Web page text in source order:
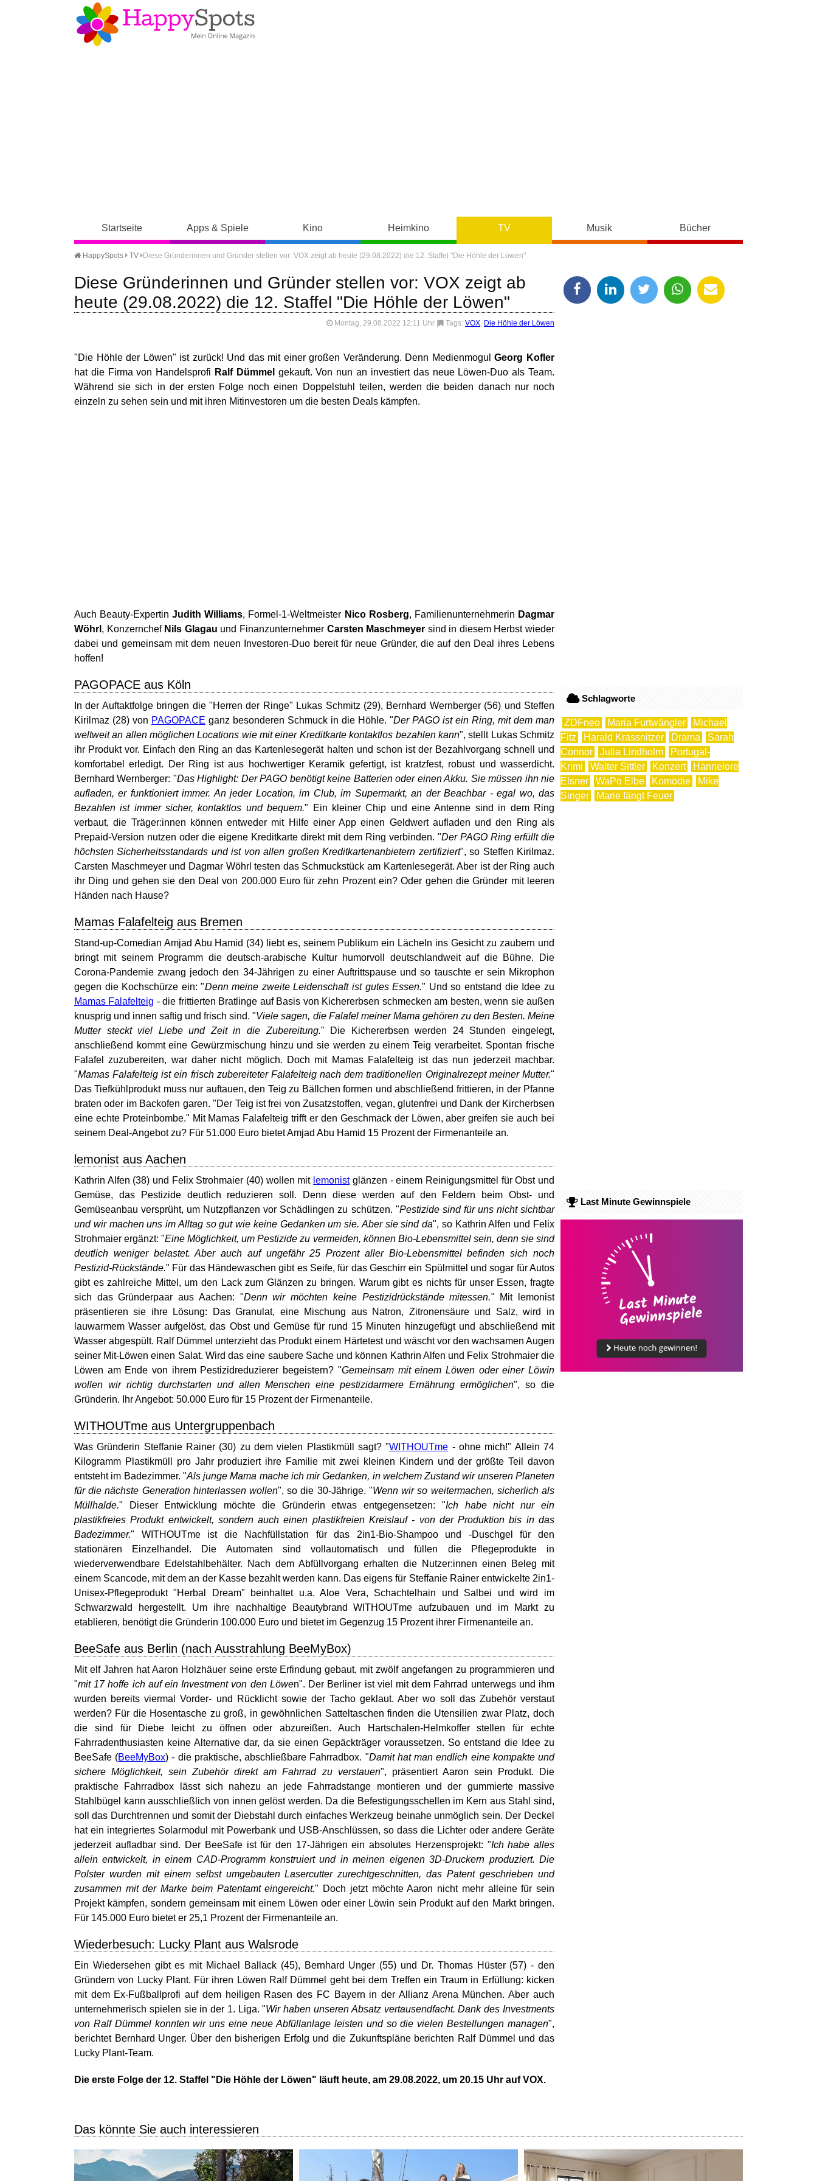
Startseite Apps & Spiele Kino Heimkino TV Musik Bücher
HappySpots TV Diese Gründerinnen und Gründer stellen vor: VOX zeigt ab heute (29.08.2022) die 12. Staffel "Die Höhle der Löwen"
Diese Gründerinnen und Gründer stellen vor: VOX zeigt ab
heute (29.08.2022) die 12. Staffel "Die Höhle der Löwen"
Montag, 29.08.2022 12:11 Uhr Tags: VOX, Die Höhle der Löwen
"Die Höhle der Löwen" ist zurück! Und das mit einer großen Veränderung. Denn MedienmogulGeorg Kofler
hat die Firma von Handelsprofi Ralf Dümmel gekauft. Von nun an investiert das neue Löwen-Duo als Team.
Während sie sich in der ersten Folge noch einen Doppelstuhl teilen, werden die beiden danach nur noch
einzeln zu sehen sein und mit ihren Mitinvestoren um die besten Deals kämpfen.
Auch Beauty-ExpertinJudith Williams, Formel-1-Weltmeister Nico Rosberg, Familienunternehmerin Dagmar
Wöhrl , Konzernchef Nils Glagau und Finanzunternehmer Carsten Maschmeyer sind in diesem Herbst wieder
dabei und gemeinsam mit dem neuen Investoren-Duo bereit für neue Gründer, die auf den Deal ihres Lebens
hoffen!
PAGOPACE aus Köln
In der Auftaktfolge bringen die "Herren der Ringe" Lukas Schmitz (29), Bernhard Wernberger (56) und Steffen
Kirilmaz (28) von PAGOPACE ganz besonderen Schmuck in die Höhle. "Der PAGO ist ein Ring, mit dem man
weltweit an allen möglichen Locations wie mit einer Kreditkarte kontaktlos bezahlen kann", stellt Lukas Schmitz
ihr Produkt vor. Einfach den Ring an das Kartenlesegerät halten und schon ist der Bezahlvorgang schnell und
komfortabel erledigt. Der Ring ist aus hochwertiger Keramik gefertigt, ist kratzfest, robust und wasserdicht.
Bernhard Wernberger: "Das Highlight: Der PAGO benötigt keine Batterien oder einen Akku. Sie müssen ihn nie
aufladen, er funktioniert immer. An jeder Location, im Club, im Supermarkt, an der Beachbar - egal wo, das
Bezahlen ist immer sicher, kontaktlos und bequem." Ein kleiner Chip und eine Antenne sind in dem Ring
verbaut, die Träger:innen können entweder mit Hilfe einer App einen Geldwert aufladen und den Ring als
Prepaid-Version nutzen oder die eigene Kreditkarte direkt mit dem Ring verbinden. "Der PAGO Ring erfüllt die
höchsten Sicherheitsstandards und ist von allen großen Kreditkartenanbietern zertifiziert", so Steffen Kirilmaz.
Carsten Maschmeyer und Dagmar Wöhrl testen das Schmuckstück am Kartenlesegerät. Aber ist der Ring auch
ihr Ding und gehen sie den Deal von 200.000 Euro für zehn Prozent ein? Oder gehen die Gründer mit leeren
Händen nach Hause?
Mamas Falafelteig aus Bremen
Stand-up-Comedian Amjad Abu Hamid (34) liebt es, seinem Publikum ein Lächeln ins Gesicht zu zaubern und
bringt mit seinem Programm die deutsch-arabische Kultur humorvoll deutschlandweit auf die Bühne. Die
Corona-Pandemie zwang jedoch den 34-Jährigen zu einer Auftrittspause und so tauschte er sein Mikrophon
gegen die Kochschürze ein: "Denn meine zweite Leidenschaft ist gutes Essen." Und so entstand die Idee zu
Mamas Falafelteig - die frittierten Bratlinge auf Basis von Kichererbsen schmecken am besten, wenn sie außen
knusprig und innen saftig und frisch sind. "Viele sagen, die Falafel meiner Mama gehören zu den Besten. Meine
Mutter steckt viel Liebe und Zeit in die Zubereitung." Die Kichererbsen werden 24 Stunden eingelegt,
anschließend kommt eine Gewürzmischung hinzu und sie werden zu einem Teig verarbeitet. Spontan frische
Falafel zuzubereiten, war daher nicht möglich. Doch mit Mamas Falafelteig ist das nun jederzeit machbar.
"Mamas Falafelteig ist ein frisch zubereiteter Falafelteig nach dem traditionellen Originalrezept meiner Mutter."
Das Tiefkühlprodukt muss nur auftauen, den Teig zu Bällchen formen und abschließend frittieren, in der Pfanne
braten oder im Backofen garen. "Der Teig ist frei von Zusatzstoffen, vegan, glutenfrei und Dank der Kircherbsen
eine echte Proteinbombe." Mit Mamas Falafelteig trifft er den Geschmack der Löwen, aber greifen sie auch bei
seinem Deal-Angebot zu? Für 51.000 Euro bietet Amjad Abu Hamid 15 Prozent der Firmenanteile an.
lemonist aus Aachen
Kathrin Alfen (38) und Felix Strohmaier (40) wollen mit lemonistglänzen - einem Reinigungsmittel für Obst und
Gemüse, das Pestizide deutlich reduzieren soll. Denn diese werden auf den Feldern beim Obst- und
Gemüseanbau versprüht, um Nutzpflanzen vor Schädlingen zu schützen. "Pestizide sind für uns nicht sichtbar
und wir machen uns im Alltag so gut wie keine Gedanken um sie. Aber sie sind da", so Kathrin Alfen und Felix
Strohmaier ergänzt: "Eine Möglichkeit, um Pestizide zu vermeiden, können Bio-Lebensmittel sein, denn sie sind
deutlich weniger belastet. Aber auch auf ungefähr 25 Prozent aller Bio-Lebensmittel befinden sich noch
Pestizid-Rückstände." Für das Händewaschen gibt es Seife, für das Geschirr ein Spülmittel und sogar für Autos
gibt es zahlreiche Mittel, um den Lack zum Glänzen zu bringen. Warum gibt es nichts für unser Essen, fragte
sich das Gründerpaar aus Aachen: "Denn wir möchten keine Pestizidrückstände mitessen." Mit lemonist
präsentieren sie ihre Lösung: Das Granulat, eine Mischung aus Natron, Zitronensäure und Salz, wird in
lauwarmem Wasser aufgelöst, das Obst und Gemüse für rund 15 Minuten hinzugefügt und abschließend mit
Wasser abgespült. Ralf Dümmel unterzieht das Produkt einem Härtetest und wäscht vor den wachsamen Augen
seiner Mit-Löwen einen Salat. Wird das eine saubere Sache und können Kathrin Alfen und Felix Strohmaier die
Löwen am Ende von ihrem Pestizidreduzierer begeistern? "Gemeinsam mit einem Löwen oder einer Löwin
wollen wir richtig durchstarten und allen Menschen eine pestizidarmere Ernährung ermöglichen", so die
Gründerin. Ihr Angebot: 50.000 Euro für 15 Prozent der Firmenanteile.
WITHOUTme aus Untergruppenbach
Was Gründerin Steffanie Rainer (30) zu dem vielen Plastikmüll sagt? "WITHOUTme - ohne mich!" Allein 74
Kilogramm Plastikmüll pro Jahr produziert ihre Familie mit zwei kleinen Kindern und der größte Teil davon
entsteht im Badezimmer. "Als junge Mama mache ich mir Gedanken, in welchem Zustand wir unseren Planeten
für die nächste Generation hinterlassen wollen", so die 30-Jährige. "Wenn wir so weitermachen, sicherlich als
Müllhalde." Dieser Entwicklung möchte die Gründerin etwas entgegensetzen: "Ich habe nicht nur ein
plastikfreies Produkt entwickelt, sondern auch einen plastikfreien Kreislauf - von der Produktion bis in das
Badezimmer." WITHOUTme ist die Nachfüllstation für das 2in1-Bio-Shampoo und -Duschgel für den
stationären Einzelhandel. Die Automaten sind vollautomatisch und füllen die Pflegeprodukte in
wiederverwendbare Edelstahlbehälter. Nach dem Abfüllvorgang erhalten die Nutzer:innen einen Beleg mit
einem Scancode, mit dem an der Kasse bezahlt werden kann. Das eigens für Steffanie Rainer entwickelte 2in1-
Unisex-Pflegeprodukt "Herbal Dream" beinhaltet u.a. Aloe Vera, Schachtelhain und Salbei und wird im
Schwarzwald hergestellt. Um ihre nachhaltige Beautybrand WITHOUTme aufzubauen und im Markt zu
etablieren, benötigt die Gründerin 100.000 Euro und bietet im Gegenzug 15 Prozent ihrer Firmenanteile an.
BeeSafe aus Berlin (nach Ausstrahlung BeeMyBox)
Mit elf Jahren hat Aaron Holzhäuer seine erste Erfindung gebaut, mit zwölf angefangen zu programmieren und
"mit 17 hoffe ich auf ein Investment von den Löwen". Der Berliner ist viel mit dem Fahrrad unterwegs und ihm
wurden bereits viermal Vorder- und Rücklicht sowie der Tacho geklaut. Aber wo soll das Zubehör verstaut
werden? Für die Hosentasche zu groß, in gewöhnlichen Satteltaschen finden die Utensilien zwar Platz, doch
die sind für Diebe leicht zu öffnen oder abzureißen. Auch Hartschalen-Helmkoffer stellen für echte
Fahrradenthusiasten keine Alternative dar, da sie einen Gepäckträger voraussetzen. So entstand die Idee zu
BeeSafe (BeeMyBox) - die praktische, abschließbare Fahrradbox. "Damit hat man endlich eine kompakte und
sichere Möglichkeit, sein Zubehör direkt am Fahrrad zu verstauen", präsentiert Aaron sein Produkt. Die
praktische Fahrradbox lässt sich nahezu an jede Fahrradstange montieren und der gummierte massive
Stahlbügel kann ausschließlich von innen gelöst werden. Da die Befestigungsschellen im Kern aus Stahl sind,
soll das Durchtrennen und somit der Diebstahl durch einfaches Werkzeug beinahe unmöglich sein. Der Deckel
hat ein integriertes Solarmodul mit Powerbank und USB-Anschlüssen, so dass die Lichter oder andere Geräte
jederzeit aufladbar sind. Der BeeSafe ist für den 17-Jährigen ein absolutes Herzensprojekt: "Ich habe alles
allein entwickelt, in einem CAD-Programm konstruiert und in meinen eigenen 3D-Druckern produziert. Die
Polster wurden mit einem selbst umgebauten Lasercutter zurechtgeschnitten, das Patent geschrieben und
zusammen mit der Marke beim Patentamt eingereicht." Doch jetzt möchte Aaron nicht mehr alleine für sein
Projekt kämpfen, sondern gemeinsam mit einem Löwen oder einer Löwin sein Produkt auf den Markt bringen.
Für 145.000 Euro bietet er 25,1 Prozent der Firmenanteile an.
Wiederbesuch: Lucky Plant aus Walsrode
Ein Wiedersehen gibt es mit Michael Ballack (45), Bernhard Unger (55) und Dr. Thomas Hüster (57) - den
Gründern von Lucky Plant. Für ihren Löwen Ralf Dümmel geht bei dem Treffen ein Traum in Erfüllung: kicken
mit dem Ex-Fußballprofi auf dem heiligen Rasen des FC Bayern in der Allianz Arena München. Aber auch
unternehmerisch spielen sie in der 1. Liga. "Wir haben unseren Absatz vertausendfacht. Dank des Investments
von Ralf Dümmel konnten wir uns eine neue Abfüllanlage leisten und so die vielen Bestellungen managen",
berichtet Bernhard Unger. Über den bisherigen Erfolg und die Zukunftspläne berichten Ralf Dümmel und das
Lucky Plant-Team.
Die erste Folge der 12. Staffel "Die Höhle der Löwen" läuft heute, am 29.08.2022, um 20.15 Uhr auf VOX.
Schlagworte
ZDFneo Maria Furtwängler
Michael
Fitz
Harald Krassnitzer Drama
Sarah
Connor
Julia Lindholm
Portugal-
Krimi
Walter Sittler Konzert
Hannelore
Elsner
WaPo Elbe Komödie
Mike
Singer
Marie fängt Feuer
Last Minute Gewinnspiele
Das könnte Sie auch interessieren